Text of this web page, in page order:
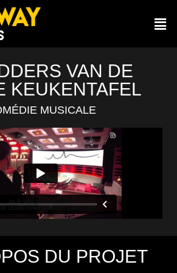
VAN DE
KEUKENTAFEL
MUSICALE
DU PROJET